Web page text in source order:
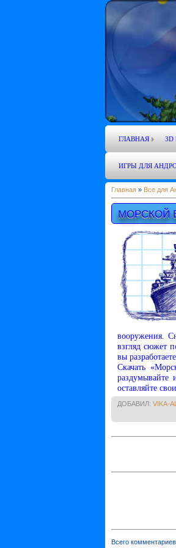
ГЛАВНАЯ 3D
ИГРЫ ДЛЯ
Главная » Все для
МОРСКОЙ
вооружения.
взгляд сюжет
вы
Скачать
раздумывайте
оставляйте
ДОБАВИЛ: VIKA-
Всего комментариев